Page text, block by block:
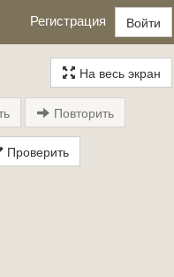
Регистрация Войти
На весь экран
Проверить
Повторить